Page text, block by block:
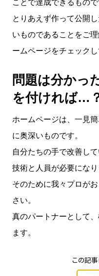
ことで達成できるもので
とりあえず作って公開
いものであることをご
ームページをチェックし
問題は分かっ
を付ければ…
ホームページは、一見
に奥深いものです。
自分たちの手で改善し
技術と人員が必要になり
そのために我々プロが
さい。
真のパートナーとして
ます。
この記